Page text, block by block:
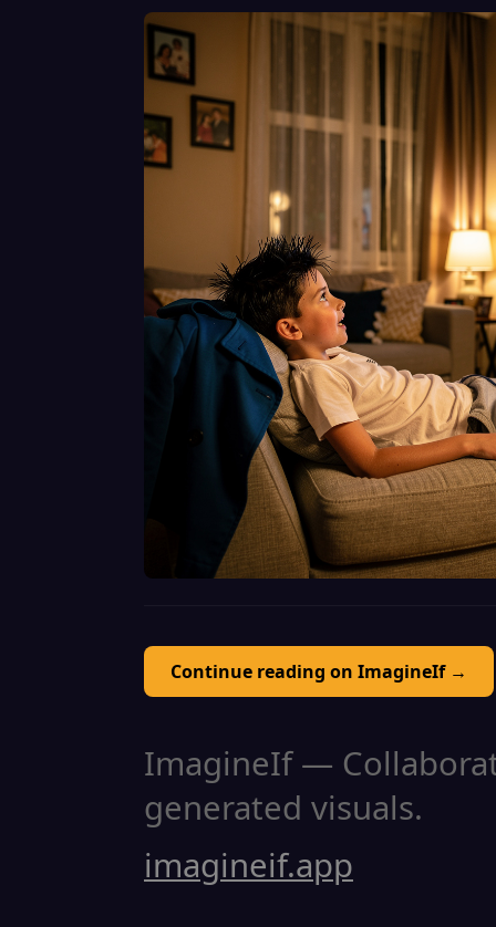
Continue reading on ImagineIf →
ImagineIf —
generated visuals.
imagineif.app